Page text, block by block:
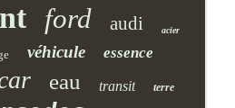
ford audi acier
véhicule essence
eau transit terre